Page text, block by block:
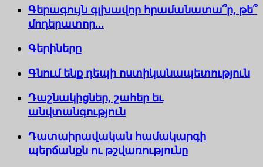
Գերագույն գլխավոր հրամանատա՞ր, թե՞
մոդերատոր…
Գերիները
Գնում ենք դեպի ոստիկանապետություն
Դաշնակիցներ, շահեր եւ
անվտանգություն
Դատաիրավական համակարգի
պերճանքն ու թշվառությունը